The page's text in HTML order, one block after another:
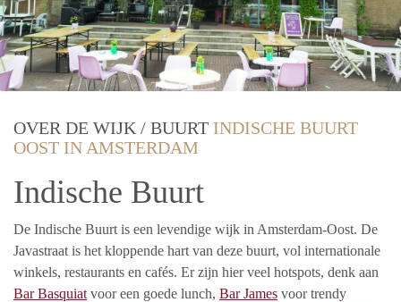
OVER DE WIJK / BUURT INDISCHE BUURT
OOST IN AMSTERDAM
Indische Buurt
De Indische Buurt is een levendige wijk in Amsterdam-Oost. De
Javastraat is het kloppende hart van deze buurt, vol internationale
winkels, restaurants en cafés. Er zijn hier veel hotspots, denk aan
Bar Basquiat voor een goede lunch, Bar James voor trendy